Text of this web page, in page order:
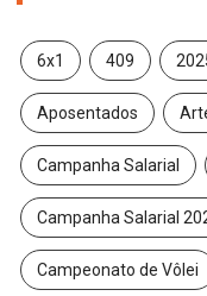
27/04/2021
6x1 409
Aposentados
Campanha Salarial
Campanha Salarial
Campeonato de Vôlei